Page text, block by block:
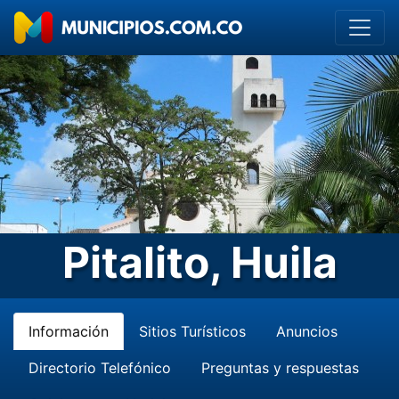
Pitalito, Huila
Información Sitios Turísticos Anuncios
Directorio Telefónico Preguntas y respuestas